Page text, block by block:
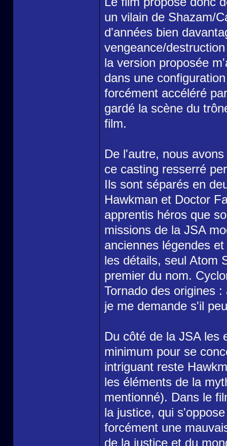
un vilain de Shazam/
d'années bien
vengeance/
la version proposée
dans une
forcément accéléré
gardé la scène du
film.
De l'autre, nous
ce casting resserré
Ils sont séparés en
Hawkman et Doctor
apprentis héros que
missions de la JSA
anciennes légendes
les détails, seul Atom
premier du nom.
Tornado des origines
je me demande s'il
Du côté de la JSA les
minimum pour se
intriguant reste
les éléments de la
mentionné). Dans le
la justice, qui
forcément une
de la justice et du